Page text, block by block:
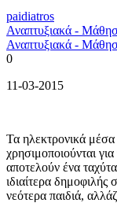
paidiatros
Αναπτυξιακά -
Αναπτυξιακά -
0
11-03-2015
Τα ηλεκτρονικά
χρησιμοποιούνται
αποτελούν ένα
ιδιαίτερα
νεότερα παιδιά,